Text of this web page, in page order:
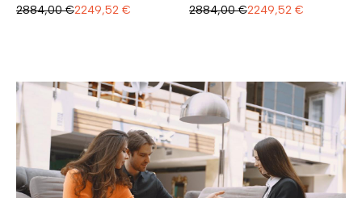
2884,00 €2249,52 €
2884,00 €2249,52 €